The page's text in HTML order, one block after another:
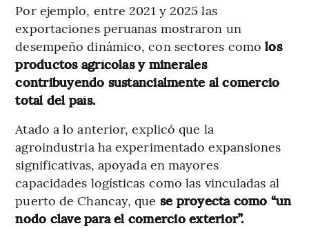
Por ejemplo, entre 2021 y 2025 las
exportaciones peruanas mostraron un
desempeño dinámico, con sectores comolos
productos agrícolas y minerales
contribuyendo sustancialmente al comercio
total del país.
Atado a lo anterior, explicó que la
agroindustria ha experimentado expansiones
significativas, apoyada en mayores
capacidades logísticas como las vinculadas al
puerto de Chancay, que se proyecta como “un
nodo clave para el comercio exterior”.